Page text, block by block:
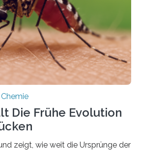
Einige Arten
aus Zellfäden dichte Geflechte
Gestalt. Was auffällig ist: Die
Die Frühe Evolution
zeigt, wie weit die Ursprünge der